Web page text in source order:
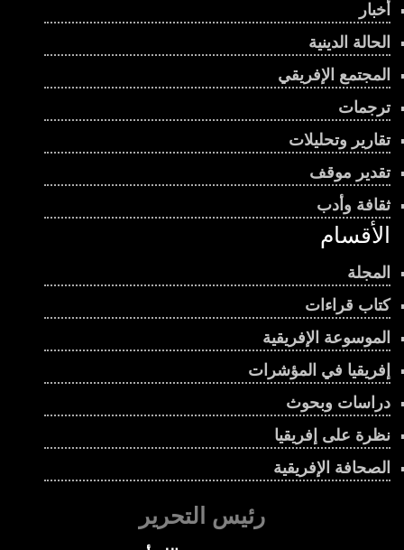
أخبار
الحالة الدينية
المجتمع الإفريقي
ترجمات
تقارير وتحليلات
تقدير موقف
ثقافة وأدب
الأقسام
المجلة
كتاب قراءات
الموسوعة الإفريقية
إفريقيا في المؤشرات
دراسات وبحوث
نظرة على إفريقيا
الصحافة الإفريقية
رئيس التحرير